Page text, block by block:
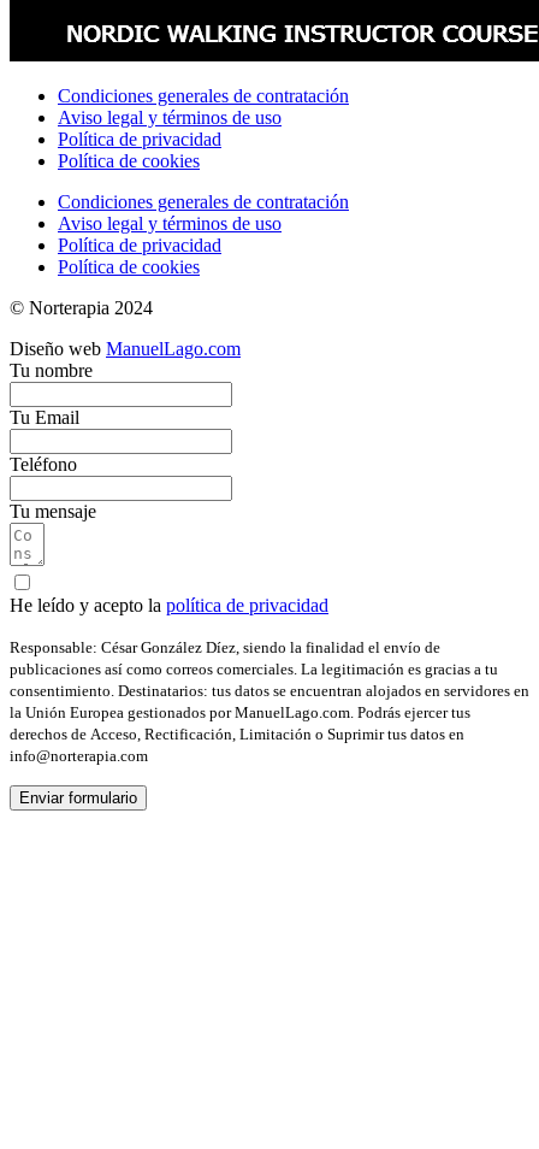
Condiciones generales de contratación
Aviso legal y términos de uso
Política de privacidad
Política de cookies
Condiciones generales de contratación
Aviso legal y términos de uso
Política de privacidad
Política de cookies
© Norterapia 2024
Diseño web ManuelLago.com
Tu nombre
Tu Email
Teléfono
Tu mensaje
He leído y acepto la política de privacidad
Responsable: César González Díez, siendo la finalidad el envío de
publicaciones así como correos comerciales. La legitimación es gracias a tu
consentimiento. Destinatarios: tus datos se encuentran alojados en servidores en
la Unión Europea gestionados por ManuelLago.com. Podrás ejercer tus
derechos de Acceso, Rectificación, Limitación o Suprimir tus datos en
info@norterapia.com
Enviar formulario